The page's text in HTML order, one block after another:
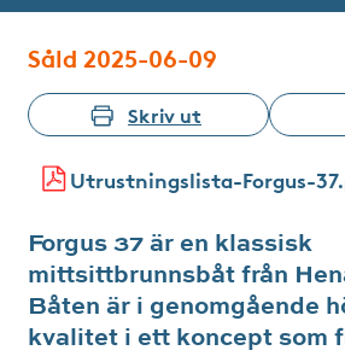
Såld 2025-06-09
Skriv ut
Utrustningslista-Forgus-
Forgus 37 är en klassisk
mittsittbrunnsbåt från
Båten är i genomgående
kvalitet i ett koncept som